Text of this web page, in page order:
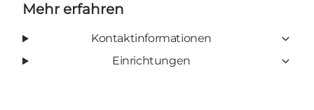
Mehr erfahren
Kontaktinformationen
Einrichtungen